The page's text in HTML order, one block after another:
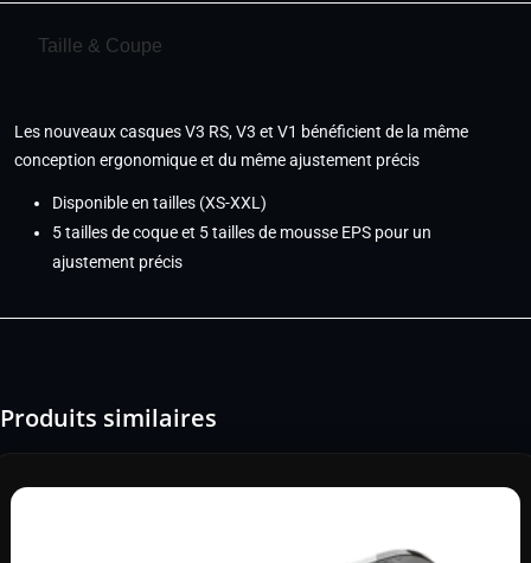
Taille & Coupe
Les nouveaux casques V3 RS, V3 et V1 bénéficient de la même
conception ergonomique et du même ajustement précis
Disponible en tailles (XS-XXL)
5 tailles de coque et 5 tailles de mousse EPS pour un
ajustement précis
Produits similaires